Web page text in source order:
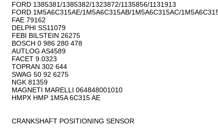
FORD 1385381/1385382/1323872/1135856/1131913
FORD 1M5A6C315AE/1M5A6C315AB/1M5A6C315AC/
FAE 79162
DELPHI SS11079
FEBI BILSTEIN 26275
BOSCH 0 986 280 478
AUTLOG AS4589
FACET 9.0323
TOPRAN 302 644
SWAG 50 92 6275
NGK 81359
MAGNETI MARELLI 064848001010
HMPX HMP 1M5A 6C315 AE
CRANKSHAFT POSITIONING SENSOR